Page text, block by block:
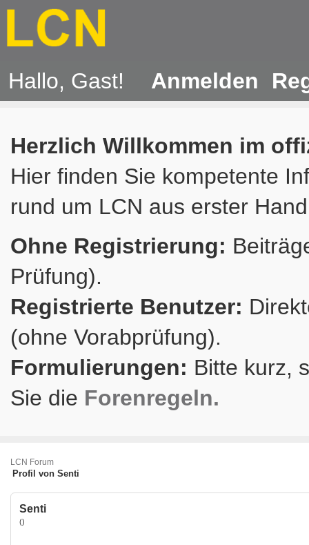
Hallo, Gast! Anmelden
Herzlich Willkommen im
Hier finden Sie kompetente
rund um LCN aus erster
Ohne Registrierung:
Prüfung).
Registrierte Benutzer:
(ohne Vorabprüfung).
Formulierungen: Bitte kurz,
Sie die Forenregeln.
LCN Forum
Profil von Senti
Senti
()